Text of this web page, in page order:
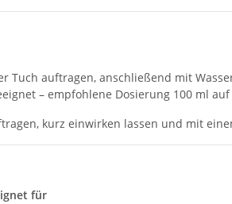
Tuch auftragen, anschließend mit
– empfohlene Dosierung 100 ml auf
kurz einwirken lassen und mit
für